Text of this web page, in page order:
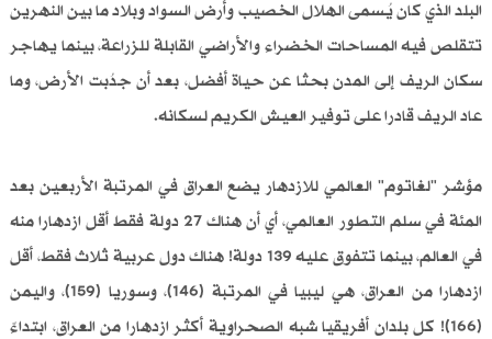
البلد الذي كان يُسمى الهلال الخصيب وأرض السواد وبلاد ما بين النهرين
تتقلص فيه المساحات الخضراء والأراضي القابلة للزراعة، بينما يهاجر
سكان الريف إلى المدن بحثا عن حياة أفضل، بعد أن جدُبت الأرض، وما
عاد الريف قادرا على توفير العيش الكريم لسكانه.
مؤشر "لغاتوم" العالمي للازدهار يضع العراق في المرتبة الأربعين بعد
المئة في سلم التطور العالمي، أي أن هناك 27 دولة فقط أقل ازدهارا منه
في العالم، بينما تتفوق عليه 139 دولة! هناك دول عربية ثلاث فقط، أقل
ازدهارا من العراق، هي ليبيا في المرتبة (146)، وسوريا (159)، واليمن
(166)! كل بلدان أفريقيا شبه الصحراوية أكثر ازدهارا من العراق، ابتداءً